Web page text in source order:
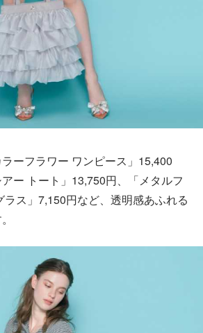
ーフラワー ワンピース」15,400
ー トート」13,750円、「メタルフ
ラス」7,150円など、透明感あふれる